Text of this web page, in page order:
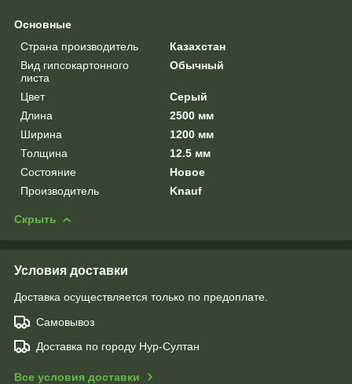
Основные
Страна производитель
Казахстан
Вид гипсокартонного
листа
Обычный
Цвет
Серый
Длина
2500 мм
Ширина
1200 мм
Толщина
12.5 мм
Состояние
Новое
Производитель
Knauf
Скрыть
Условия доставки
Доставка осуществляется только по предоплате.
Самовывоз
Доставка по городу Нур-Султан
Все условия доставки